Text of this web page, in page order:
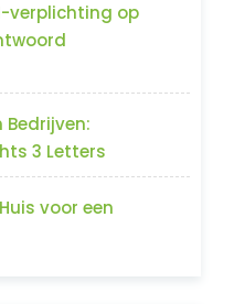
verplichting op
Bedrijven:
3 Letters
voor een